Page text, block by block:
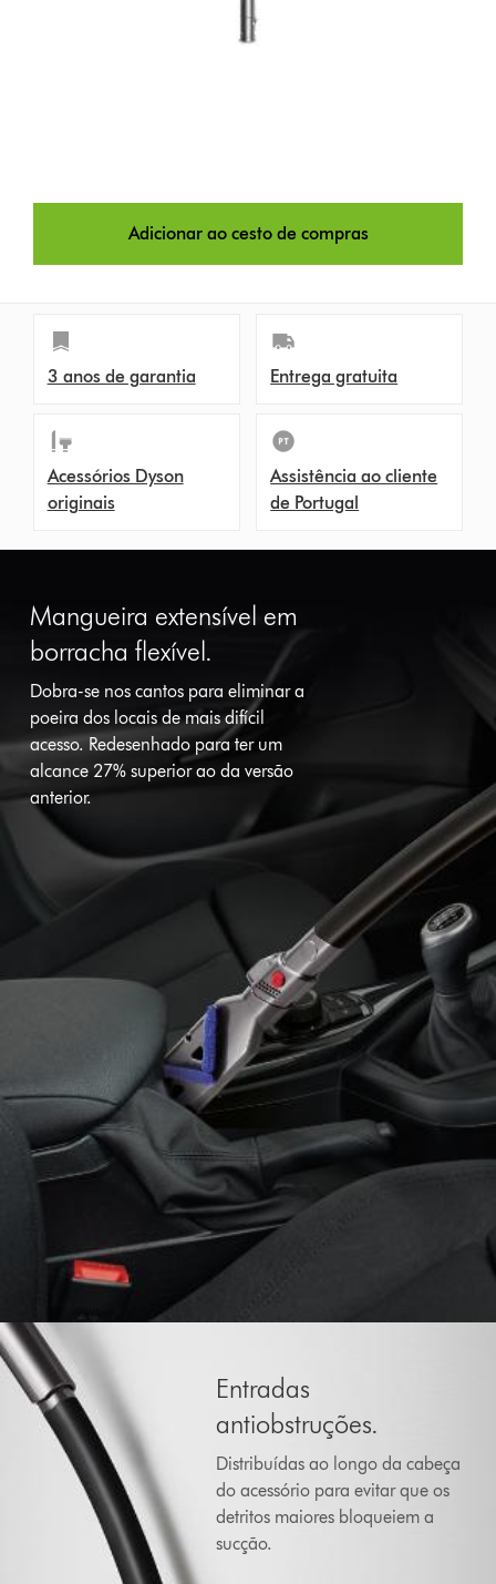
Adicionar ao cesto de compras
3 anos de garantia Entrega gratuita
Acessórios Dyson
originais
Assistência ao cliente
de Portugal
Mangueira extensível em
borracha flexível.
Dobra-se nos cantos para eliminar a
poeira dos locais de mais difícil
acesso. Redesenhado para ter um
alcance 27% superior ao da versão
anterior.
Entradas
antiobstruções.
Distribuídas ao longo da cabeça
do acessório para evitar que os
detritos maiores bloqueiem a
sucção.